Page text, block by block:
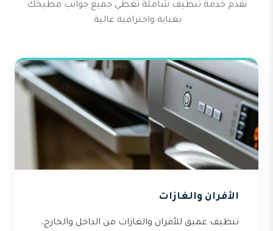
نقدم خدمة تنظيف شاملة تغطي جميع جوانب مطبخك
بعناية واحترافية عالية.
الأفران والغازات
تنظيف عميق للأفران والغازات من الداخل والخارج،